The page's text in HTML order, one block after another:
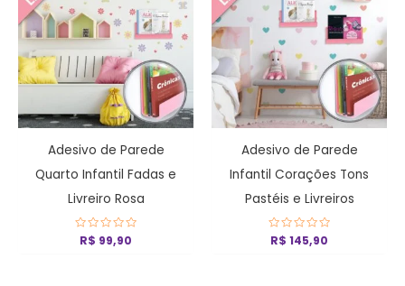
Adesivo de Parede
Quarto Infantil Fadas e
Livreiro Rosa
Avaliação
0R$ 99,90
Adesivo de Parede
Infantil Corações Tons
Pastéis e Livreiros
Avaliação
0
R$ 145,90